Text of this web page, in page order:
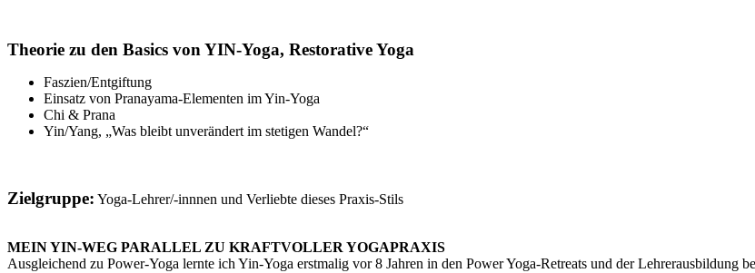
Theorie zu den Basics von YIN-Yoga, Restorative Yoga
Faszien/Entgiftung
Einsatz von Pranayama-Elementen im Yin-Yoga
Chi & Prana
Yin/Yang, „Was bleibt unverändert im stetigen Wandel?“
Zielgruppe: Yoga-Lehrer/-innnen und Verliebte dieses Praxis-Stils
MEIN YIN-WEG PARALLEL ZU KRAFTVOLLER YOGAPRAXIS
Ausgleichend zu Power-Yoga lernte ich Yin-Yoga erstmalig vor 8 Jahren in den Power Yoga-Retreats und der